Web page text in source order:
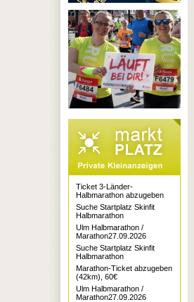
Ticket 3-Länder-
Halbmarathon abzugeben
Suche Startplatz Skinfit
Halbmarathon
Ulm Halbmarathon /
Marathon27.09.2026
Suche Startplatz Skinfit
Halbmarathon
Marathon-Ticket abzugeben
(42km), 60€
Ulm Halbmarathon /
Marathon27.09.2026